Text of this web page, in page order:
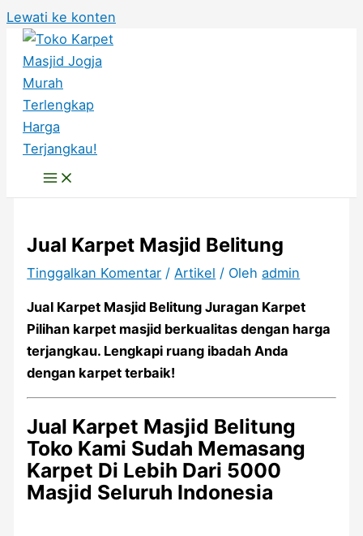
Lewati ke konten
Jual Karpet Masjid Belitung
Tinggalkan Komentar /Artikel / Olehadmin
Jual Karpet Masjid Belitung Juragan Karpet
Pilihan karpet masjid berkualitas dengan harga
terjangkau. Lengkapi ruang ibadah Anda
dengan karpet terbaik!
Jual Karpet Masjid Belitung
Toko Kami Sudah Memasang
Karpet Di Lebih Dari 5000
Masjid Seluruh Indonesia